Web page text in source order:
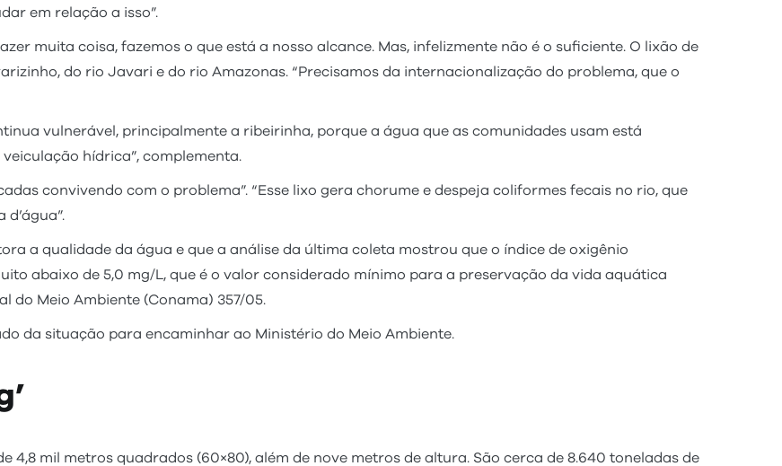
em relação a isso”.
muita coisa, fazemos o que está a nosso alcance. Mas, infelizmente não é o suficiente. O lixão de
do rio Javari e do rio Amazonas. “Precisamos da internacionalização do problema, que o
vulnerável, principalmente a ribeirinha, porque a água que as comunidades usam está
hídrica”, complementa.
convivendo com o problema”. “Esse lixo gera chorume e despeja coliformes fecais no rio, que
a qualidade da água e que a análise da última coleta mostrou que o índice de oxigênio
abaixo de 5,0 mg/L, que é o valor considerado mínimo para a preservação da vida aquática
do Meio Ambiente (Conama) 357/05.
da situação para encaminhar ao Ministério do Meio Ambiente.
4,8 mil metros quadrados (60×80), além de nove metros de altura. São cerca de 8.640 toneladas de